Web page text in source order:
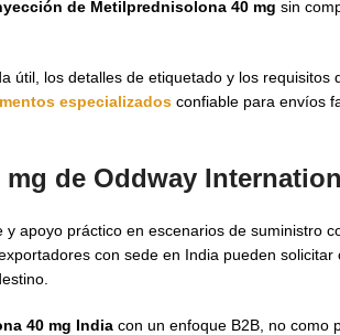
de Metilprednisolona 40 mg sin
útil, los detalles de etiquetado y los requisitos
especializados confiable para envíos
de Oddway
apoyo práctico en escenarios de suministro
con sede en India pueden solicitar
40 mg India con un enfoque B2B, no como